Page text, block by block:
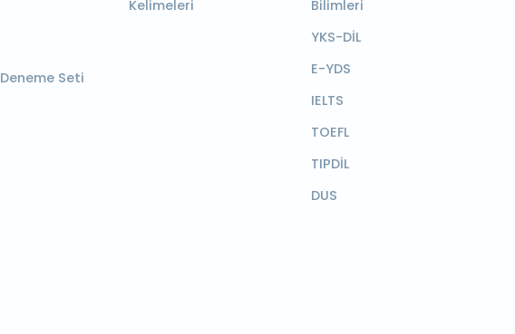
Seti
Kelimeleri
Bilimleri
YKS-DİL
E-YDS
IELTS
TOEFL
TIPDİL
DUS